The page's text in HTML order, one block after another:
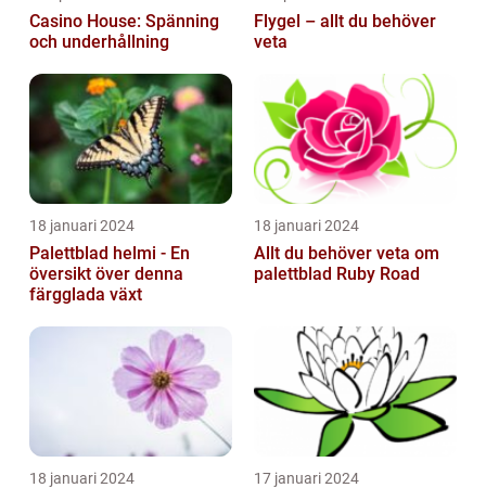
Casino House: Spänning
och underhållning
Flygel – allt du behöver
veta
18 januari 2024
Palettblad helmi - En
översikt över denna
färgglada växt
18 januari 2024
Allt du behöver veta om
palettblad Ruby Road
18 januari 2024 17 januari 2024